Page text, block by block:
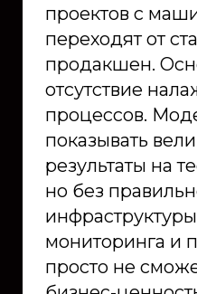
проектов с
переходят от
продакшен.
отсутствие
процессов.
показывать
результаты на
но без
мониторинга и
просто не